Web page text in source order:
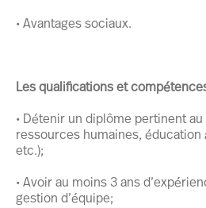
• Avantages sociaux.
Les qualifications et
• Détenir un diplôme pertinent
ressources humaines, éducation
etc.);
• Avoir au moins 3 ans
gestion d’équipe;